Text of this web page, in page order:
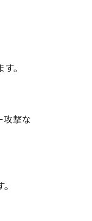
。
攻撃な